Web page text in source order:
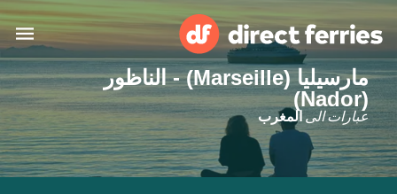
البلدان
تذاكر العبّارة
مارسيليا (Marseille) - الناظور
(Nador)
عبارات الى المغرب